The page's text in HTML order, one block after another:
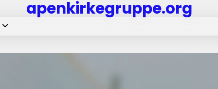
apenkirkegruppe.org